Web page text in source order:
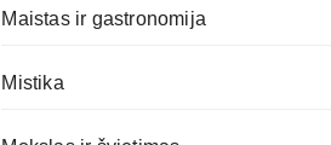
Maistas ir gastronomija
Mistika